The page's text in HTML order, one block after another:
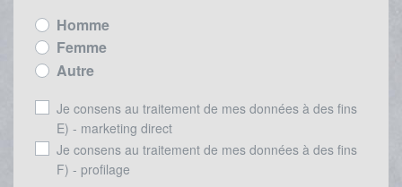
Homme
Femme
Autre
Je consens au traitement de mes données à des fins
E) - marketing direct
Je consens au traitement de mes données à des fins
F) - profilage